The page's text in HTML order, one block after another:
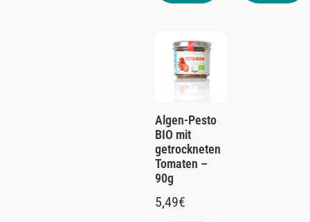
Algen-Pesto
BIO mit
getrockneten
Tomaten –
90g
5,49€